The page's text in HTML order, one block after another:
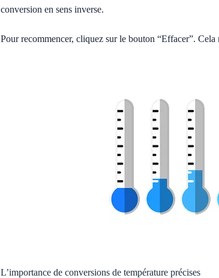
conversion en sens inverse.
Pour recommencer, cliquez sur le bouton “Effacer”.
L’importance de conversions de température précises